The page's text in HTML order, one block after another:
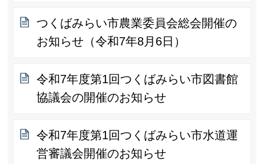
つくばみらい市農業委員会総会開催の
お知らせ（令和7年8月6日）
令和7年度第1回つくばみらい市図書館
協議会の開催のお知らせ
令和7年度第1回つくばみらい市水道運
営審議会開催のお知らせ